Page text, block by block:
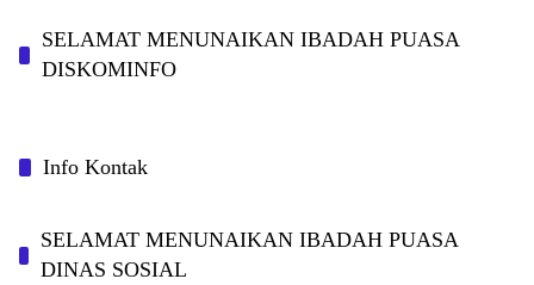
SELAMAT MENUNAIKAN IBADAH PUASA
DISKOMINFO
Info Kontak
SELAMAT MENUNAIKAN IBADAH PUASA
DINAS SOSIAL